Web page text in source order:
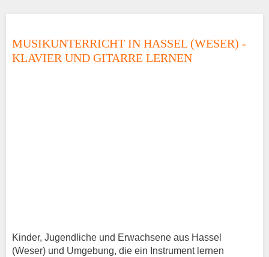
MUSIKUNTERRICHT IN HASSEL (WESER) -
KLAVIER UND GITARRE LERNEN
Kinder, Jugendliche und Erwachsene aus Hassel
(Weser) und Umgebung, die ein Instrument lernen